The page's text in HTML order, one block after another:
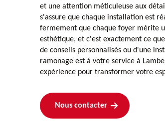
et une attention méticuleuse aux
s'assure que chaque installation est
fermement que chaque foyer mérite
esthétique, et c'est exactement ce
de conseils personnalisés ou d'une
ramonage est à votre service à
expérience pour transformer votre
Nous contacter